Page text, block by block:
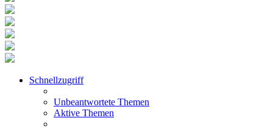
Schnellzugriff
Unbeantwortete Themen
Aktive Themen